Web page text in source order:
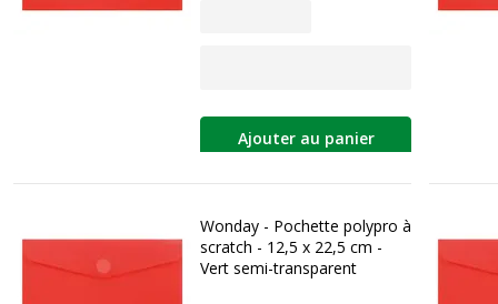
Ajouter au panier
Wonday - Pochette polypro à
scratch - 12,5 x 22,5 cm -
Vert semi-transparent